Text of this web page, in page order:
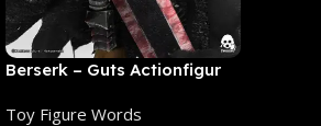
Berserk – Guts Actionfigur
Toy Figure Words